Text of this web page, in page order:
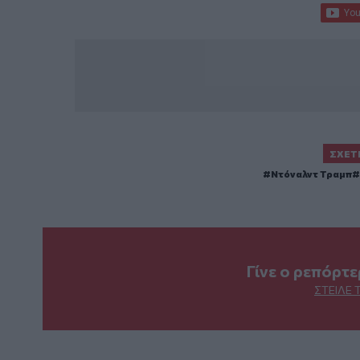
Ντόναλντ Τραμπ
Γίνε ο
ΣΤΕΊΛΕ